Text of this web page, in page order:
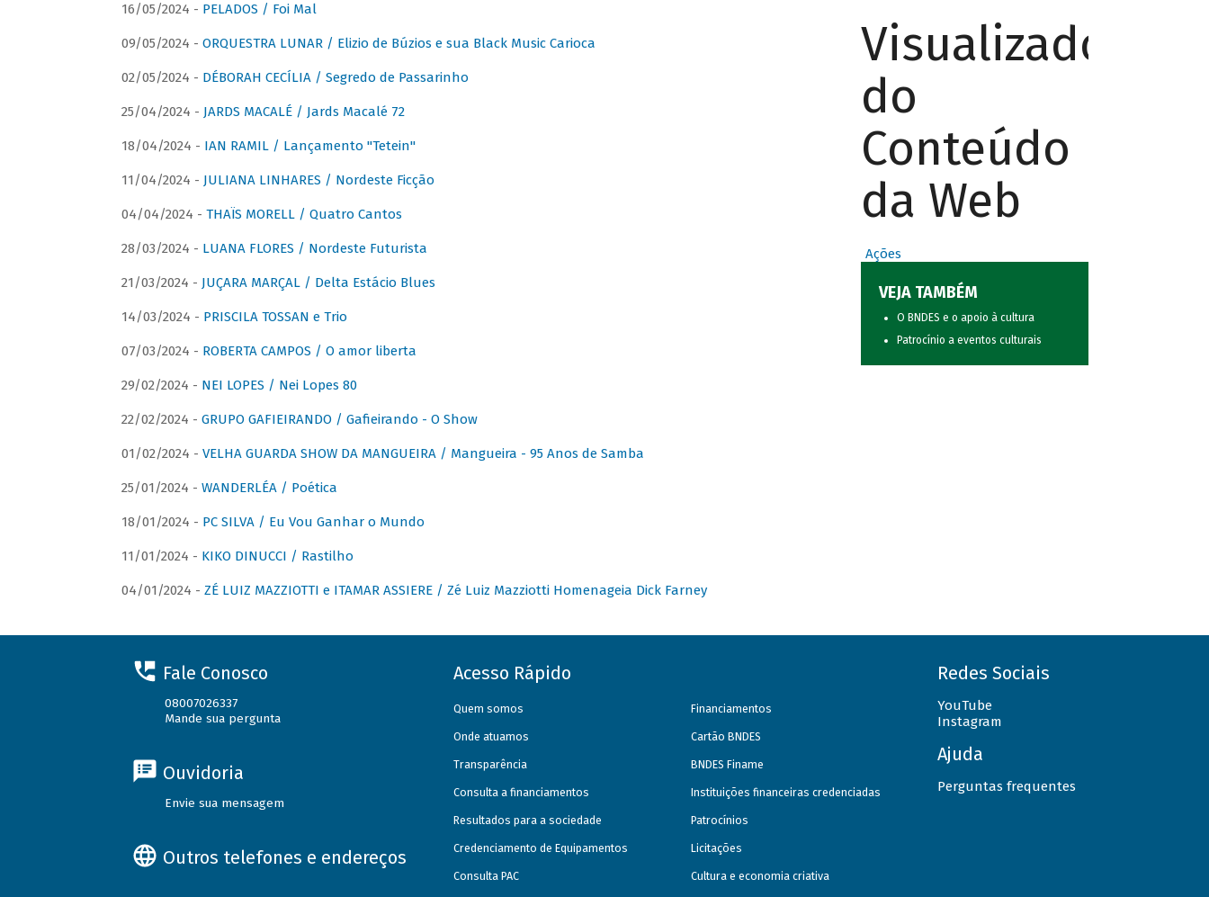
16/05/2024 - PELADOS / Foi Mal
09/05/2024 - ORQUESTRA LUNAR / Elizio de Búzios e sua Black Music Carioca
02/05/2024 - DÉBORAH CECÍLIA / Segredo de Passarinho
25/04/2024 - JARDS MACALÉ / Jards Macalé 72
18/04/2024 - IAN RAMIL / Lançamento "Tetein"
11/04/2024 - JULIANA LINHARES / Nordeste Ficção
04/04/2024 - THAÏS MORELL / Quatro Cantos
28/03/2024 - LUANA FLORES / Nordeste Futurista
21/03/2024 - JUÇARA MARÇAL / Delta Estácio Blues
14/03/2024 - PRISCILA TOSSAN e Trio
07/03/2024 - ROBERTA CAMPOS / O amor liberta
29/02/2024 - NEI LOPES / Nei Lopes 80
22/02/2024 - GRUPO GAFIEIRANDO / Gafieirando - O Show
01/02/2024 - VELHA GUARDA SHOW DA MANGUEIRA / Mangueira - 95 Anos de Samba
25/01/2024 - WANDERLÉA / Poética
18/01/2024 - PC SILVA / Eu Vou Ganhar o Mundo
11/01/2024 - KIKO DINUCCI / Rastilho
04/01/2024 - ZÉ LUIZ MAZZIOTTI e ITAMAR ASSIERE / Zé Luiz Mazziotti Homenageia Dick Farney
Visualizador
do
Conteúdo
da Web
Ações
VEJA TAMBÉM
O BNDES e o apoio à cultura
Patrocínio a eventos culturais
Fale Conosco
08007026337
Mande sua pergunta
Ouvidoria
Envie sua mensagem
Outros telefones e endereços
Acesso Rápido
Quem somos
Onde atuamos
Transparência
Consulta a financiamentos
Resultados para a sociedade
Credenciamento de Equipamentos
Consulta PAC
Financiamentos
Cartão BNDES
BNDES Finame
Instituições financeiras credenciadas
Patrocínios
Licitações
Cultura e economia criativa
Redes Sociais
YouTube
Instagram
Ajuda
Perguntas frequentes